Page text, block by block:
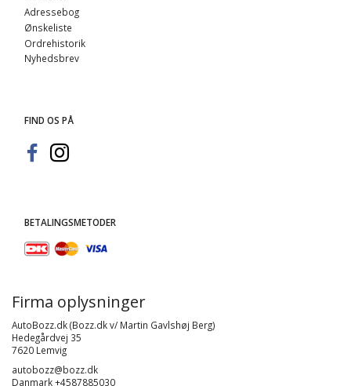
Adressebog
Ønskeliste
Ordrehistorik
Nyhedsbrev
FIND OS PÅ
BETALINGSMETODER
Firma oplysninger
AutoBozz.dk (Bozz.dk v/ Martin Gavlshøj Berg)
Hedegårdvej 35
7620 Lemvig
autobozz@bozz.dk
Danmark +4587885030